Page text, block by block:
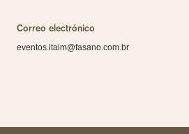
Correo electrónico
eventos.itaim@fasano.com.br